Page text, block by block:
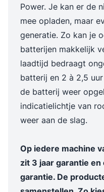
Power. Je kan er de
mee opladen, maar
generatie. Zo kan je
batterijen makkelijk
laadtijd bedraagt
batterij en 2 à 2,5
de batterij weer
indicatielichtje van
weer aan de slag.
Op iedere machine
zit 3 jaar garantie en
garantie. De